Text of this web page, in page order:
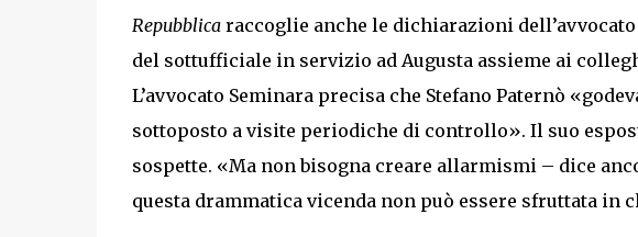
Repubblicaraccoglie anche le dichiarazioni dell’avvocato
del sottufficiale in servizio ad Augusta assieme ai
L’avvocato Seminara precisa che Stefano Paternò
sottoposto a visite periodiche di controllo». Il suo
sospette. «Ma non bisogna creare allarmismi – dice
questa drammatica vicenda non può essere sfruttata in